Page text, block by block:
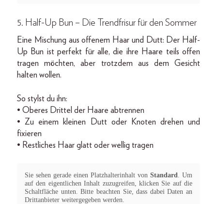
5. Half-Up Bun – Die Trendfrisur für den Sommer
Eine Mischung aus offenem Haar und Dutt: Der Half-
Up Bun ist perfekt für alle, die ihre Haare teils offen
tragen möchten, aber trotzdem aus dem Gesicht
halten wollen.
So stylst du ihn:
• Oberes Drittel der Haare abtrennen
• Zu einem kleinen Dutt oder Knoten drehen und
fixieren
• Restliches Haar glatt oder wellig tragen
Sie sehen gerade einen Platzhalterinhalt von Standard
. Um
auf den eigentlichen Inhalt zuzugreifen, klicken Sie auf die
Schaltfläche unten. Bitte beachten Sie, dass dabei Daten an
Drittanbieter weitergegeben werden.